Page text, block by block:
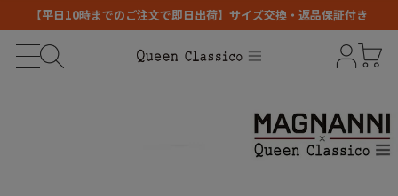
【平日10時までのご注文で即日出荷】サイズ交換・返品保証付き